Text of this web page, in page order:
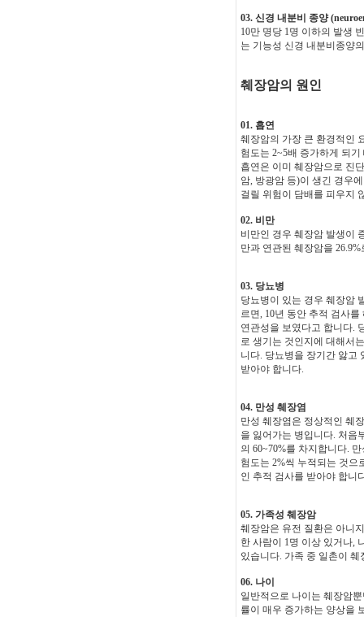
03. 신경 내분비 종양
10만 명당 1명 이하의 발생
는 기능성 신경 내분비종양
췌장암의 원인
01. 흡연
췌장암의 가장 큰 환경적인
험도는 2~5배 증가하게 되
흡연은 이미 췌장암으로 진
암, 방광암 등)이 생긴 경우
걸릴 위험이 담배를 피우지
02. 비만
비만인 경우 췌장암 발생이
만과 연관된 췌장암을
03. 당뇨병
당뇨병이 있는 경우 췌장암
르면, 10년 동안 추적 검사
연관성을 보였다고 합니다.
로 생기는 것인지에 대해서
니다. 당뇨병을 장기간 앓고
받아야 합니다.
04. 만성 췌장염
만성 췌장염은 정상적인 췌
을 잃어가는 병입니다. 처음
의 60~70%를 차지합니다.
험도는 2%씩 누적되는 것으
인 추적 검사를 받아야 합니
05. 가족성 췌장암
췌장암은 유전 질환은 아니
한 사람이 1명 이상 있거나,
있습니다. 가족 중 일촌이
06. 나이
일반적으로 나이는 췌장암
률이 매우 증가하는 양상을